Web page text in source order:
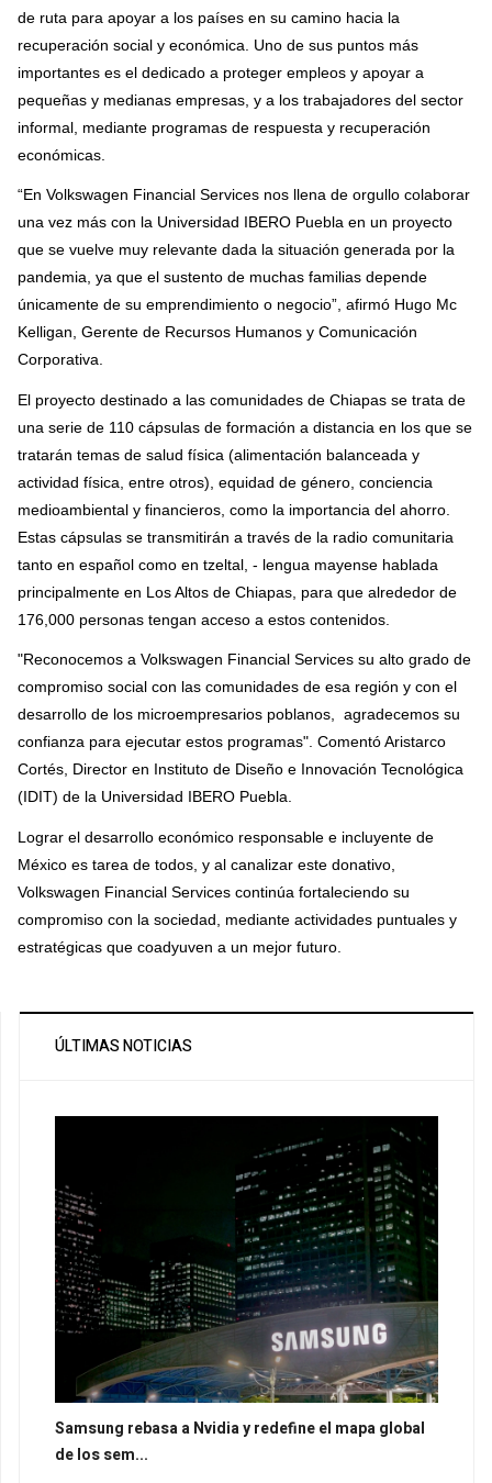
de ruta para apoyar a los países en su camino hacia la
recuperación social y económica. Uno de sus puntos más
importantes es el dedicado a proteger empleos y apoyar a
pequeñas y medianas empresas, y a los trabajadores del sector
informal, mediante programas de respuesta y recuperación
económicas.
“En Volkswagen Financial Services nos llena de orgullo colaborar
una vez más con la Universidad IBERO Puebla en un proyecto
que se vuelve muy relevante dada la situación generada por la
pandemia, ya que el sustento de muchas familias depende
únicamente de su emprendimiento o negocio”, afirmó Hugo Mc
Kelligan, Gerente de Recursos Humanos y Comunicación
Corporativa.
El proyecto destinado a las comunidades de Chiapas se trata de
una serie de 110 cápsulas de formación a distancia en los que se
tratarán temas de salud física (alimentación balanceada y
actividad física, entre otros), equidad de género, conciencia
medioambiental y financieros, como la importancia del ahorro.
Estas cápsulas se transmitirán a través de la radio comunitaria
tanto en español como en tzeltal, - lengua mayense hablada
principalmente en Los Altos de Chiapas, para que alrededor de
176,000 personas tengan acceso a estos contenidos.
"Reconocemos a Volkswagen Financial Services su alto grado de
compromiso social con las comunidades de esa región y con el
desarrollo de los microempresarios poblanos, agradecemos su
confianza para ejecutar estos programas". Comentó Aristarco
Cortés, Director en Instituto de Diseño e Innovación Tecnológica
(IDIT) de la Universidad IBERO Puebla.
Lograr el desarrollo económico responsable e incluyente de
México es tarea de todos, y al canalizar este donativo,
Volkswagen Financial Services continúa fortaleciendo su
compromiso con la sociedad, mediante actividades puntuales y
estratégicas que coadyuven a un mejor futuro.
ÚLTIMAS NOTICIAS
Samsung rebasa a Nvidia y redefine el mapa global
de los sem...